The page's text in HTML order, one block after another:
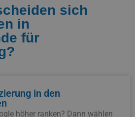
sich
in
für
in den
höher ranken? Dann wählen